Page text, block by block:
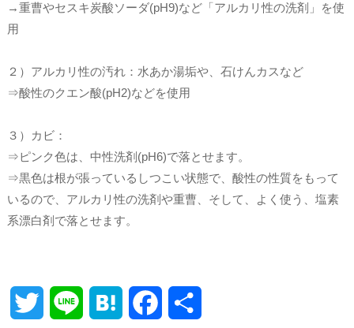
→重曹やセスキ炭酸ソーダ(pH9)など「アルカリ性の洗剤」を使
用
２）アルカリ性の汚れ：水あか湯垢や、石けんカスなど
⇒酸性のクエン酸(pH2)などを使用
３）カビ：
⇒ピンク色は、中性洗剤(pH6)で落とせます。
⇒黒色は根が張っているしつこい状態で、酸性の性質をもって
いるので、アルカリ性の洗剤や重曹、そして、よく使う、塩素
系漂白剤で落とせます。
Twitter Line Hatena Facebook